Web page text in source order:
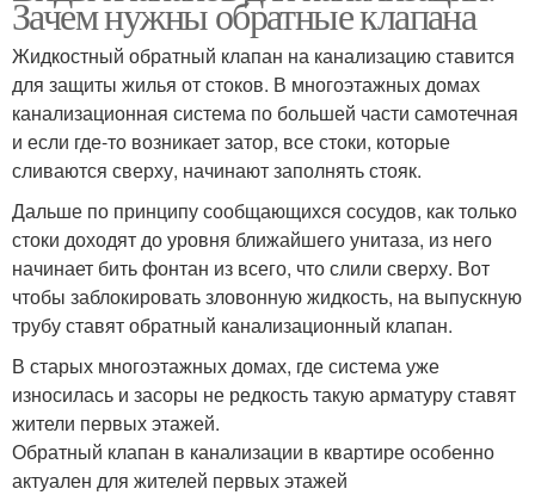
Зачем нужны обратные клапана
Жидкостный обратный клапан на канализацию ставится
для защиты жилья от стоков. В многоэтажных домах
канализационная система по большей части самотечная
и если где-то возникает затор, все стоки, которые
сливаются сверху, начинают заполнять стояк.
Дальше по принципу сообщающихся сосудов, как только
стоки доходят до уровня ближайшего унитаза, из него
начинает бить фонтан из всего, что слили сверху. Вот
чтобы заблокировать зловонную жидкость, на выпускную
трубу ставят обратный канализационный клапан.
В старых многоэтажных домах, где система уже
износилась и засоры не редкость такую арматуру ставят
жители первых этажей.
Обратный клапан в канализации в квартире особенно
актуален для жителей первых этажей